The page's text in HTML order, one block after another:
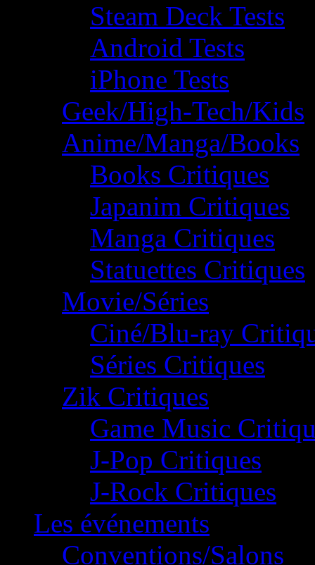
Steam Deck Tests
Android Tests
iPhone Tests
Geek/High-Tech/Kids
Anime/Manga/Books
Books Critiques
Japanim Critiques
Manga Critiques
Statuettes Critiques
Movie/Séries
Ciné/Blu-ray
Séries Critiques
Zik Critiques
Game Music
J-Pop Critiques
J-Rock Critiques
Les événements
Conventions/Salons